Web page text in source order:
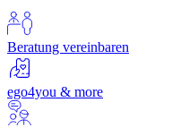
Beratung vereinbaren
ego4you & more